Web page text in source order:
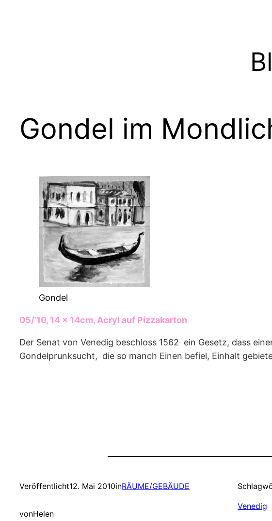
Gondel im
Gondel
05/’10, 14 x 14cm, Acryl auf Pizzakarton
Der Senat von Venedig beschloss 1562 ein Gesetz, dass
Gondelprunksucht, die so manch Einen befiel, Einhalt
Veröffentlicht12. Mai 2010inRÄUME/GEBÄUDE
vonHelen
Venedig